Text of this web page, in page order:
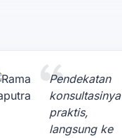
Pendekatan
konsultasinya
praktis,
langsung ke